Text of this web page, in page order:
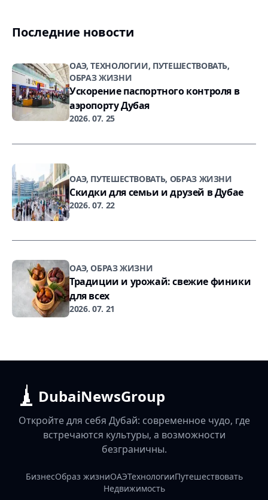
Последние новости
ОАЭ, ТЕХНОЛОГИИ, ПУТЕШЕСТВОВАТЬ,
ОБРАЗ ЖИЗНИ
Ускорение паспортного контроля в
аэропорту Дубая
2026. 07. 25
ОАЭ, ПУТЕШЕСТВОВАТЬ, ОБРАЗ ЖИЗНИ
Скидки для семьи и друзей в Дубае
2026. 07. 22
ОАЭ, ОБРАЗ ЖИЗНИ
Традиции и урожай: свежие финики
для всех
2026. 07. 21
DubaiNewsGroup
Откройте для себя Дубай: современное чудо, где
встречаются культуры, а возможности
безграничны.
БизнесОбраз жизниОАЭТехнологииПутешествовать
Недвижимость